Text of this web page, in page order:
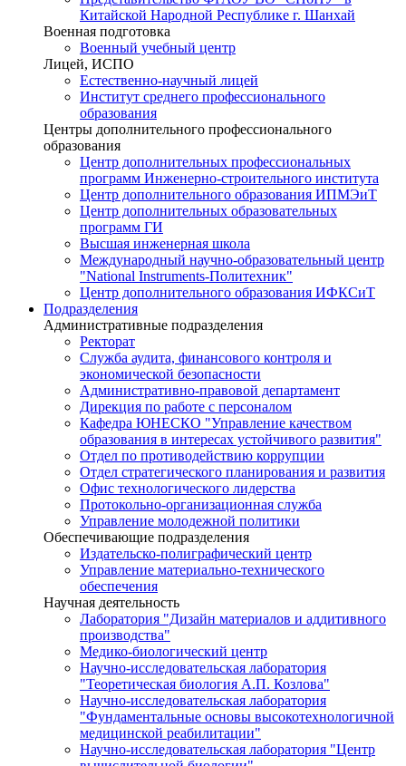
Китайской Народной Республике г. Шанхай
Военная подготовка
Военный учебный центр
Лицей, ИСПО
Естественно-научный лицей
Институт среднего профессионального
образования
Центры дополнительного профессионального
образования
Центр дополнительных профессиональных
программ Инженерно-строительного института
Центр дополнительного образования ИПМЭиТ
Центр дополнительных образовательных
программ ГИ
Высшая инженерная школа
Международный научно-образовательный центр
"National Instruments-Политехник"
Центр дополнительного образования ИФКСиТ
Подразделения
Административные подразделения
Ректорат
Служба аудита, финансового контроля и
экономической безопасности
Административно-правовой департамент
Дирекция по работе с персоналом
Кафедра ЮНЕСКО "Управление качеством
образования в интересах устойчивого развития"
Отдел по противодействию коррупции
Отдел стратегического планирования и развития
Офис технологического лидерства
Протокольно-организационная служба
Управление молодежной политики
Обеспечивающие подразделения
Издательско-полиграфический центр
Управление материально-технического
обеспечения
Научная деятельность
Лаборатория "Дизайн материалов и аддитивного
производства"
Медико-биологический центр
Научно-исследовательская лаборатория
"Теоретическая биология А.П. Козлова"
Научно-исследовательская лаборатория
"Фундаментальные основы высокотехнологичной
медицинской реабилитации"
Научно-исследовательская лаборатория "Центр